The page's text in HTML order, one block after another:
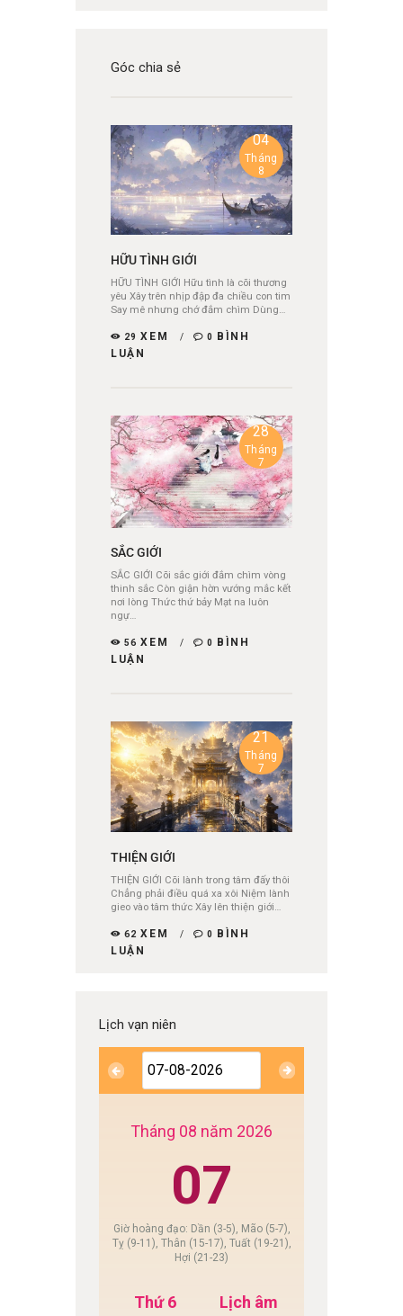
Góc chia sẻ
04
Tháng
8
HỮU TÌNH GIỚI
HỮU TÌNH GIỚI Hữu tình là cõi thương
yêu Xây trên nhịp đập đa chiều con tim
Say mê nhưng chớ đắm chìm Dùng…
29 XEM 0
BÌNH
LUẬN
28
Tháng
7
SẮC GIỚI
SẮC GIỚI Cõi sắc giới đắm chìm vòng
thinh sắc Còn giận hờn vướng mắc kết
nơi lòng Thức thứ bảy Mạt na luôn
ngự…
56 XEM 0
BÌNH
LUẬN
21
Tháng
7
THIỆN GIỚI
THIỆN GIỚI Cõi lành trong tâm đấy thôi
Chẳng phải điều quá xa xôi Niệm lành
gieo vào tâm thức Xây lên thiện giới…
62 XEM 0
BÌNH
LUẬN
Lịch vạn niên
Tháng 08 năm 2026
07
Giờ hoàng đạo: Dần (3-5), Mão (5-7),
Tỵ (9-11), Thân (15-17), Tuất (19-21),
Hợi (21-23)
Thứ 6 Lịch âm